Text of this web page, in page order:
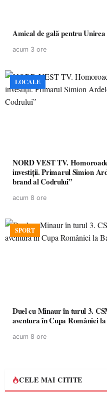
Amical de gală pentru Unirea
acum 3 ore
LOCALE
NORD VEST TV.
investiții. Primarul Simion Ardelean: „Oțeloaia rămâne un
brand al Codrului”
acum 8 ore
SPORT
Duel cu Minaur în turul 3.
aventura în Cupa României
acum 8 ore
CELE MAI CITITE